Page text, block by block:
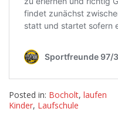
Posted in: Bocholt, laufen
Kinder, Laufschule